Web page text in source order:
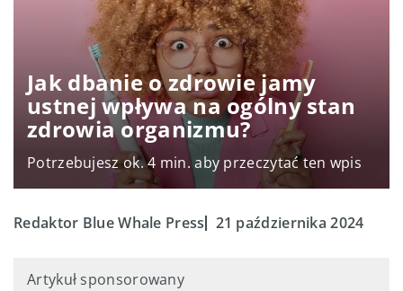
Jak dbanie o zdrowie jamy
ustnej wpływa na ogólny stan
zdrowia organizmu?
Potrzebujesz ok. 4 min. aby przeczytać ten wpis
Redaktor Blue Whale Press 21 października 2024
Artykuł sponsorowany